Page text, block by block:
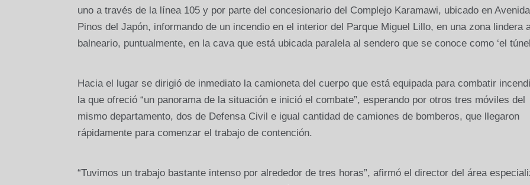
uno a través de la línea 105 y por parte del concesionario del Complejo Karamawi, ubicado en
Pinos del Japón, informando de un incendio en el interior del Parque Miguel Lillo, en una zona lindera
balneario, puntualmente, en la cava que está ubicada paralela al sendero que se conoce como ‘el
Hacia el lugar se dirigió de inmediato la camioneta del cuerpo que está equipada para combatir
la que ofreció “un panorama de la situación e inició el combate”, esperando por otros tres móviles del
mismo departamento, dos de Defensa Civil e igual cantidad de camiones de bomberos, que llegaron
rápidamente para comenzar el trabajo de contención.
“Tuvimos un trabajo bastante intenso por alrededor de tres horas”, afirmó el director del área